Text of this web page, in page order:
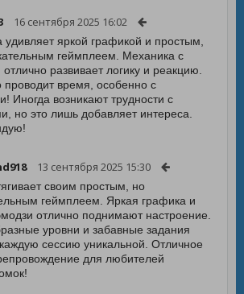
16 сентября 2025 16:02
удивляет яркой графикой и простым,
геймплеем. Механика с
развивает логику и реакцию.
проводит время, особенно с
Иногда возникают трудности с
но это лишь добавляет интереса.
13 сентября 2025 15:30
своим простым, но
геймплеем. Яркая графика и
отлично поднимают настроение.
уровни и забавные задания
сессию уникальной. Отличное
для любителей